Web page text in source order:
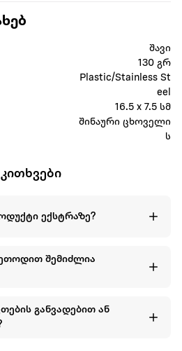
შავი
130 გრ
Plastic/Stainless St
eel
16.5 x 7.5 სმ
შინაური ცხოველი
ს
ექსტრაზე?
შემიძლია
განვადებით ან